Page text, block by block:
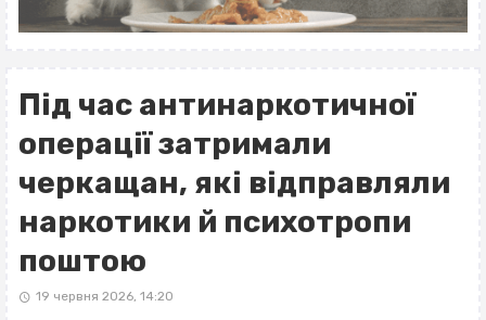
Під час антинаркотичної
операції затримали
черкащан, які відправляли
наркотики й психотропи
поштою
19 червня 2026, 14:20